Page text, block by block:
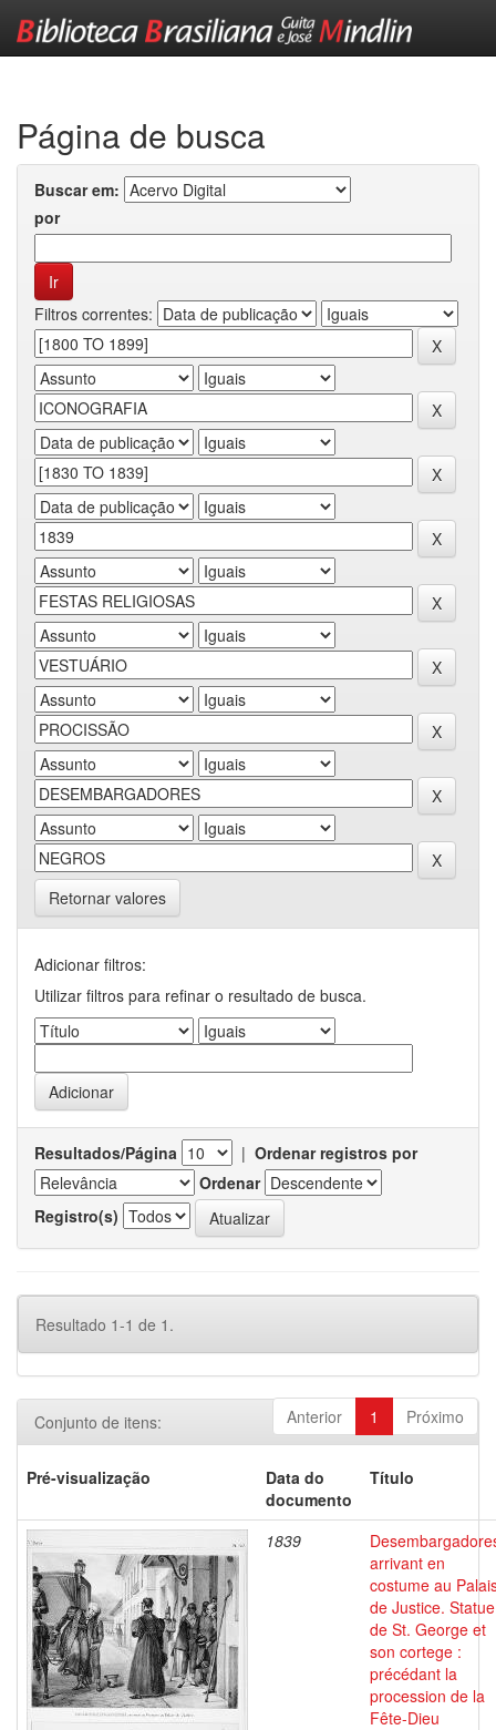
Página de busca
Buscar em:
por
Filtros correntes:
Retornar valores
Adicionar filtros:
Utilizar filtros para refinar o resultado de busca.
Resultados/Página | Ordenar registros por
Ordenar
Registro(s)
Resultado 1-1 de 1.
Anterior 1 Próximo
Conjunto de itens:
Pré-visualização
Data do
documento
Título
1839
arrivant en
costume au
de Justice. Statue
de St. George et
son cortege :
précédant la
procession de la
Fête-Dieu